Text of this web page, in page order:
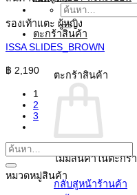
ค้นหา:
ตะกร้าสินค้า
ตะกร้าสินค้า
ไม่มีสินค้าในตะกร้า
กลับสู่หน้าร้านค้า
รองเท้าแตะ ผู้หญิง
ISSA SLIDES_BROWN
฿ 2,190
1
2
3
หมวดหมู่สินค้า